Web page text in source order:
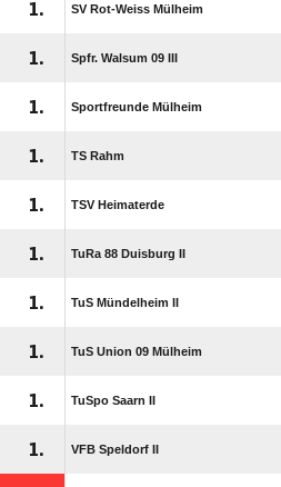
1. SV Rot-Weiss Mülheim
1. Spfr. Walsum 09 III
1. Sportfreunde Mülheim
1. TS Rahm
1. TSV Heimaterde
1. TuRa 88 Duisburg II
1. TuS Mündelheim II
1. TuS Union 09 Mülheim
1. TuSpo Saarn II
1. VFB Speldorf II